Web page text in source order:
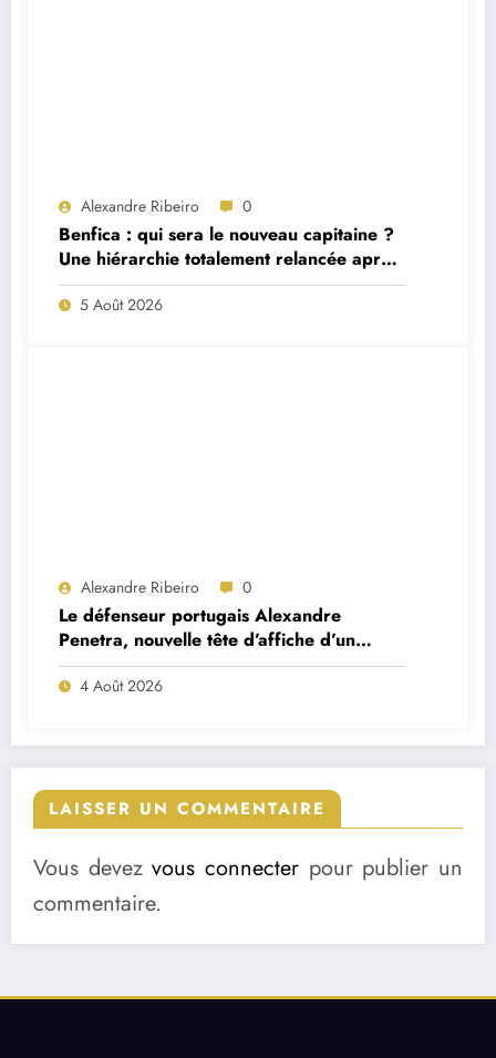
Alexandre Ribeiro 0
Benfica : qui sera le nouveau capitaine ?
Une hiérarchie totalement relancée après
deux départs majeurs
5 Août 2026
Alexandre Ribeiro 0
Le défenseur portugais Alexandre
Penetra, nouvelle tête d’affiche d’un
projet très ambitieux
4 Août 2026
LAISSER UN COMMENTAIRE
Vous devezvous connecter pour publier un
commentaire.